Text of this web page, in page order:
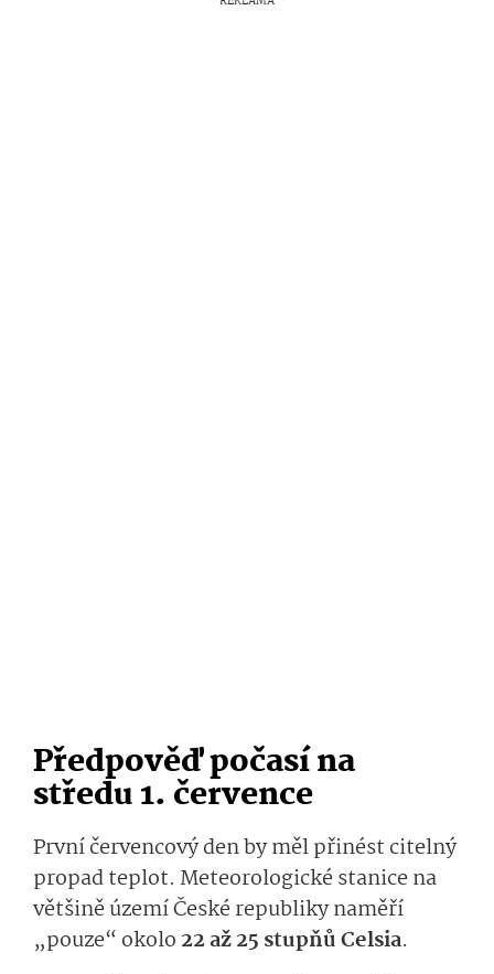
Předpověď počasí na
středu 1. července
První červencový den by měl přinést citelný
propad teplot. Meteorologické stanice na
většině území České republiky naměří
„pouze“ okolo 22 až 25 stupňů Celsia.